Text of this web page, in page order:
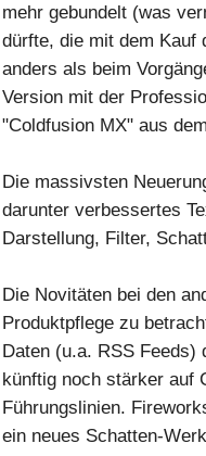
mehr gebundelt (was
dürfte, die mit dem Kauf
anders als beim
Version mit der
"Coldfusion MX" aus
Die massivsten
darunter verbessertes
Darstellung, Filter,
Die Novitäten bei den
Produktpflege zu
Daten (u.a. RSS Feeds)
künftig noch stärker auf
Führungslinien.
ein neues Schatten-